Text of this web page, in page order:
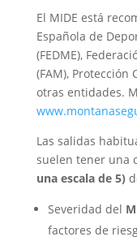
El MIDE está
Española de
(FEDME),
(FAM), Protección
otras entidades.
Las salidas
suelen tener una
una escala de 5)
Severidad del
factores de